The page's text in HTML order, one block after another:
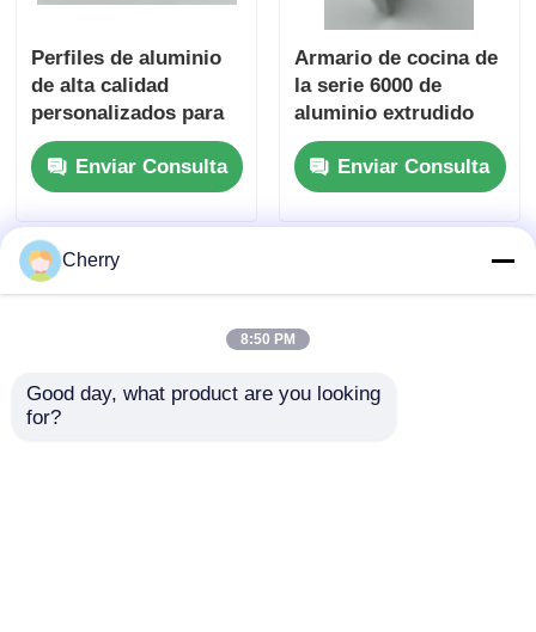
Perfiles de aluminio
de alta calidad
personalizados para
puertas correderas de
armarios y rieles
inferiores para
puertas correderas de
armarios
Enviar Consulta
Armario de cocina de
la serie 6000 de
aluminio extrudido
con cuadro de
bloqueo rápido de un
proveedor chino
Enviar Consulta
Cherry
8:50 PM
Good day, what product are you looking
for?